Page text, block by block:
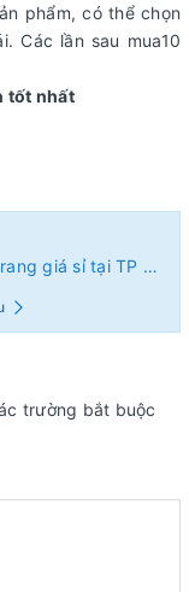
phẩm, có thể chọn
Các lần sau mua10
tốt nhất
AlvinStore cơ sở sản xuất váy đầm thời trang giá sỉ tại TP HCM
trường bắt buộc